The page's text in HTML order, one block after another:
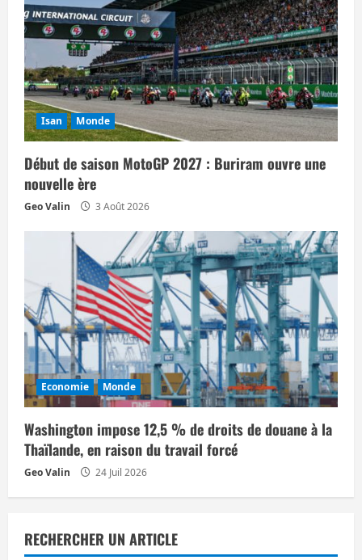
c
l
e
Isan Monde
Début de saison MotoGP 2027 : Buriram ouvre une
nouvelle ère
Geo Valin 3 Août 2026
Economie Monde
Washington impose 12,5 % de droits de douane à la
Thaïlande, en raison du travail forcé
Geo Valin 24 Juil 2026
RECHERCHER UN ARTICLE